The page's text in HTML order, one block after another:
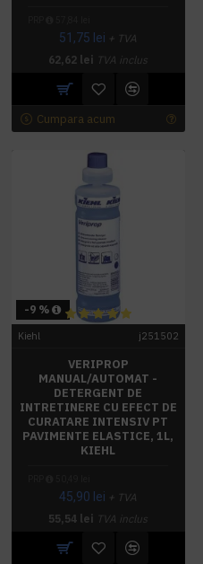
51,75 lei + TVA
62,62 lei TVA inclus
Cumpara acum
-9 %
Kiehl j251502
VERIPROP
MANUAL/AUTOMAT -
DETERGENT DE
INTRETINERE CU EFECT DE
CURATARE INTENSIV PT
PAVIMENTE ELASTICE, 1L,
KIEHL
45,90 lei + TVA
55,54 lei TVA inclus